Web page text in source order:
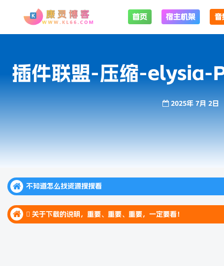
插件联盟-压缩-
2025年 7月 2日
首页 宿主机架 音
不知道怎么找资源搜搜看
 关于下载的说明，重要、重要、重要，一定要看！
 关于下载的说明，重要、重要、重要，一定要看！
 关于下载的说明，重要、重要、重要，一定要看！